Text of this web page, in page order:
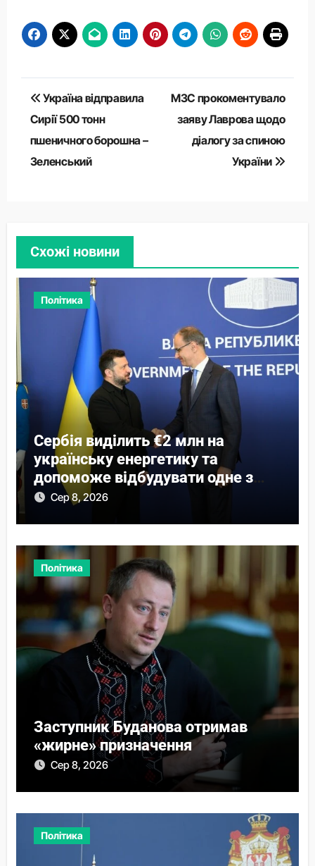
Навігація
записів
Україна відправила
Сирії 500 тонн
пшеничного борошна –
Зеленський
МЗС прокоментувало
заяву Лаврова щодо
діалогу за спиною
України
Схожі новини
Політика
Сербія виділить €2 млн на
українську енергетику та
допоможе відбудувати одне з
містСер 8, 2026
Політика
Заступник Буданова отримав
«жирне» призначення
Сер 8, 2026
Політика